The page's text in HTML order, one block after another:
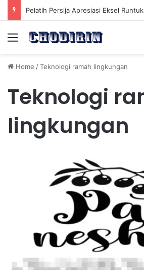
Menu
Home /Teknologi ramah lingkungan
Teknologi
lingkungan